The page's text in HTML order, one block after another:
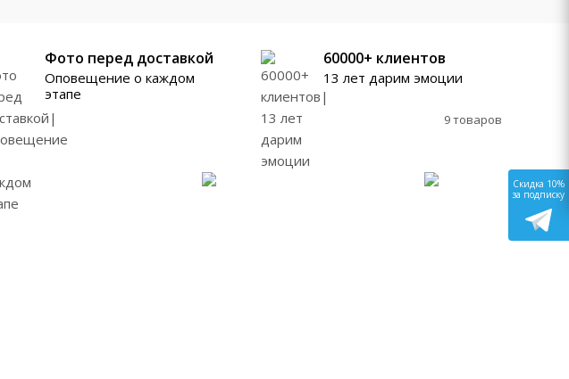
Фото перед доставкой
Оповещение о каждом
этапе
60000+ клиентов
13 лет дарим эмоции
9 товаров
Скидка 10%
за подписку